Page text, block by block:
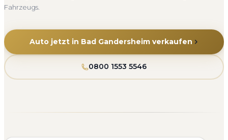
Fahrzeugs.
Auto jetzt in Bad Gandersheim verkaufen
0800 1553 5546